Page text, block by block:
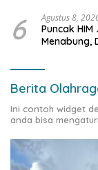
6 Agustus 8,
Puncak
Menabung,
Berita
Ini contoh widget
anda bisa